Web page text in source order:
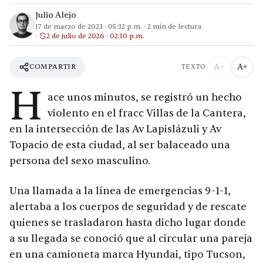
Julio Alejo
17 de marzo de 2023 · 05:32 p.m. · 2 min de lectura
2 de julio de 2026 · 02:10 p.m.
COMPARTIR TEXTO A− A+
H
ace unos minutos, se registró un hecho
violento en el fracc Villas de la Cantera,
en la intersección de las Av Lapislázuli y Av
Topacio de esta ciudad, al ser balaceado una
persona del sexo masculino.
Una llamada a la línea de emergencias 9-1-1,
alertaba a los cuerpos de seguridad y de rescate
quienes se trasladaron hasta dicho lugar donde
a su llegada se conoció que al circular una pareja
en una camioneta marca Hyundai, tipo Tucson,